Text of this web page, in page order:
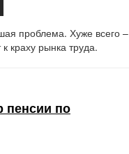
проблема. Хуже всего –
краху рынка труда.
пенсии по